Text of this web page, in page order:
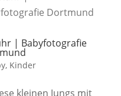
| Babyfotografie
, Kinder
kleinen Jungs mit